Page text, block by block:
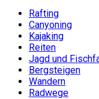
Rafting
Canyoning
Kajaking
Reiten
Jagd und
Bergsteigen
Wandern
Radwege